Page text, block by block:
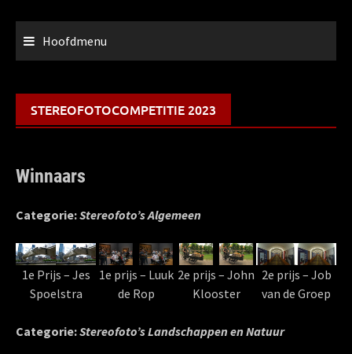
Hoofdmenu
STEREOFOTOCOMPETITIE 2023
Winnaars
Categorie:Stereofoto’s Algemeen
1e Prijs – Jes
Spoelstra
1e prijs – Luuk
de Rop
2e prijs – John
Klooster
2e prijs – Job
van de Groep
Categorie:Stereofoto’s Landschappen en Natuur